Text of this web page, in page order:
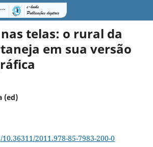
telas: o rural da
em sua versão
(ed)
2011.978-85-7983-200-0